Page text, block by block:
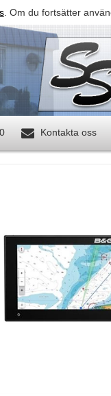
. Om du fortsätter
Kontakta oss